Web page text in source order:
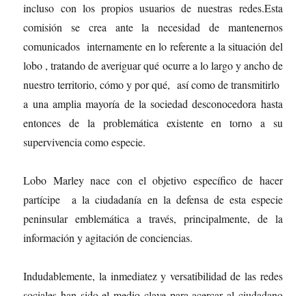
incluso con los propios usuarios de nuestras redes.Esta
comisión se crea ante la necesidad de mantenernos
comunicados internamente en lo referente a la situación del
lobo , tratando de averiguar qué ocurre a lo largo y ancho de
nuestro territorio, cómo y por qué, así como de transmitirlo
a una amplia mayoría de la sociedad desconocedora hasta
entonces de la problemática existente en torno a su
supervivencia como especie.
Lobo Marley nace con el objetivo específico de hacer
partícipe a la ciudadanía en la defensa de esta especie
peninsular emblemática a través, principalmente, de la
información y agitación de conciencias.
Indudablemente, la inmediatez y versatibilidad de las redes